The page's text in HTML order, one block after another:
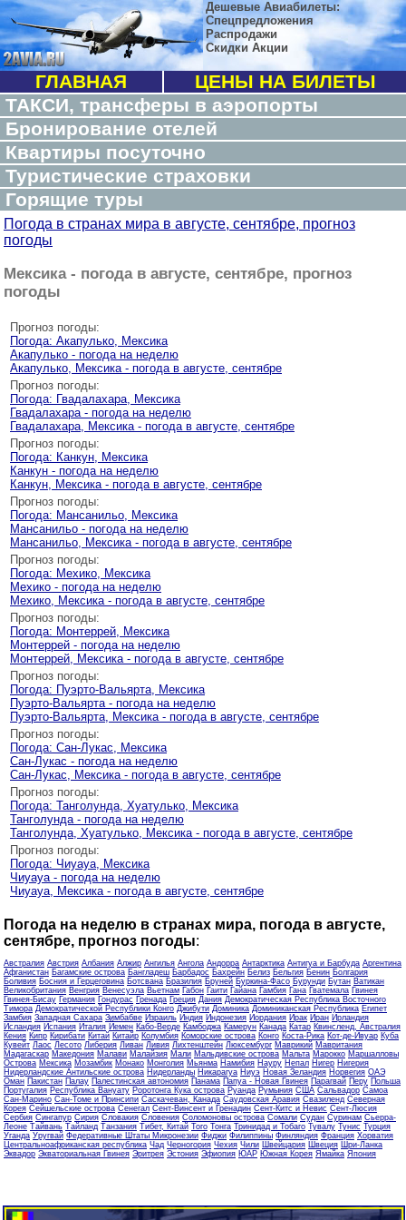
Дешевые Авиабилеты:
Спецпредложения
Распродажи
Скидки Акции
ГЛАВНАЯ
ЦЕНЫ НА БИЛЕТЫ
ТАКСИ, трансферы в аэропорты
Бронирование отелей
Квартиры посуточно
Туристические страховки
Горящие туры
Погода в странах мира в августе, сентябре, прогноз
погоды
Мексика - погода в августе, сентябре, прогноз
погоды
Прогноз погоды:
Погода: Акапулько, Мексика
Акапулько - погода на неделю
Акапулько, Мексика - погода в августе, сентябре
Прогноз погоды:
Погода: Гвадалахара, Мексика
Гвадалахара - погода на неделю
Гвадалахара, Мексика - погода в августе, сентябре
Прогноз погоды:
Погода: Канкун, Мексика
Канкун - погода на неделю
Канкун, Мексика - погода в августе, сентябре
Прогноз погоды:
Погода: Мансанильо, Мексика
Мансанильо - погода на неделю
Мансанильо, Мексика - погода в августе, сентябре
Прогноз погоды:
Погода: Мехико, Мексика
Мехико - погода на неделю
Мехико, Мексика - погода в августе, сентябре
Прогноз погоды:
Погода: Монтеррей, Мексика
Монтеррей - погода на неделю
Монтеррей, Мексика - погода в августе, сентябре
Прогноз погоды:
Погода: Пуэрто-Вальярта, Мексика
Пуэрто-Вальярта - погода на неделю
Пуэрто-Вальярта, Мексика - погода в августе, сентябре
Прогноз погоды:
Погода: Сан-Лукас, Мексика
Сан-Лукас - погода на неделю
Сан-Лукас, Мексика - погода в августе, сентябре
Прогноз погоды:
Погода: Танголунда, Хуатулько, Мексика
Танголунда - погода на неделю
Танголунда, Хуатулько, Мексика - погода в августе, сентябре
Прогноз погоды:
Погода: Чиуауа, Мексика
Чиуауа - погода на неделю
Чиуауа, Мексика - погода в августе, сентябре
Погода на неделю в странах мира, погода в августе,
сентябре, прогноз погоды:
Австралия Австрия Албания Алжир Ангилья Ангола Андорра Антарктика Антигуа и Барбуда Аргентина
Афганистан Багамские острова Бангладеш Барбадос Бахрейн Белиз Бельгия Бенин Болгария
Боливия Босния и Герцеговина Ботсвана Бразилия Бруней Буркина-Фасо Бурунди Бутан Ватикан
Великобритания Венгрия Венесуэла Вьетнам Габон Гаити Гайана Гамбия Гана Гватемала Гвинея
Гвинея-Бисау Германия Гондурас Гренада Греция Дания Демократическая Республика Восточного
Тимора Демократической Республики Конго Джибути Доминика Доминиканская Республика Египет
Замбия Западная Сахара Зимбабве Израиль Индия Индонезия Иордания Ирак Иран Ирландия
Исландия Испания Италия Йемен Кабо-Верде Камбоджа Камерун Канада Катар Квинсленд, Австралия
Кения Кипр Кирибати Китай Китайр Колумбия Коморские острова Конго Коста-Рика Кот-де-Ивуар Куба
Кувейт Лаос Лесото Либерия Ливан Ливия Лихтенштейн Люксембург Маврикий Мавритания
Мадагаскар Македония Малави Малайзия Мали Мальдивские острова Мальта Марокко Маршалловы
Острова Мексика Мозамбик Монако Монголия Мьянма Намибия Науру Непал Нигер Нигерия
Нидерландские Антильские острова Нидерланды Никарагуа Ниуэ Новая Зеландия Норвегия ОАЭ
Оман Пакистан Палау Палестинская автономия Панама Папуа - Новая Гвинея Парагвай Перу Польша
Португалия Республика Вануату Роротонга Кука острова Руанда Румыния США Сальвадор Самоа
Сан-Марино Сан-Томе и Принсипи Саскачеван, Канада Саудовская Аравия Свазиленд Северная
Корея Сейшельские острова Сенегал Сент-Винсент и Гренадин Сент-Китс и Невис Сент-Люсия
Сербия Сингапур Сирия Словакия Словения Соломоновы острова Сомали Судан Суринам Сьерра-
Леоне Тайвань Тайланд Танзания Тибет, Китай Того Тонга Тринидад и Тобаго Тувалу Тунис Турция
Уганда Уругвай Федеративные Штаты Микронезии Фиджи Филиппины Финляндия Франция Хорватия
Центральноафриканская республика Чад Черногория Чехия Чили Швейцария Швеция Шри-Ланка
Эквадор Экваториальная Гвинея Эритрея Эстония Эфиопия ЮАР Южная Корея Ямайка Япония